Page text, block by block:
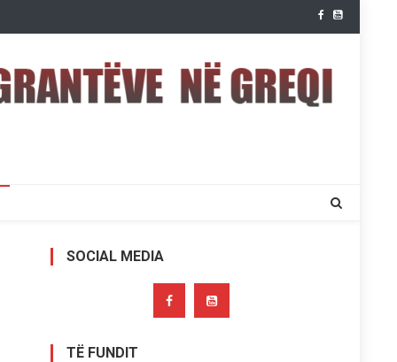
SOCIAL MEDIA
TË FUNDIT